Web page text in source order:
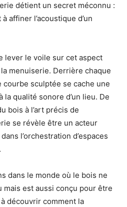
détient un secret méconnu :
affiner l’acoustique d’un
lever le voile sur cet aspect
menuiserie. Derrière chaque
courbe sculptée se cache une
qualité sonore d’un lieu. De
bois à l’art précis de
se révèle être un acteur
l’orchestration d’espaces
dans le monde où le bois ne
mais est aussi conçu pour être
découvrir comment la